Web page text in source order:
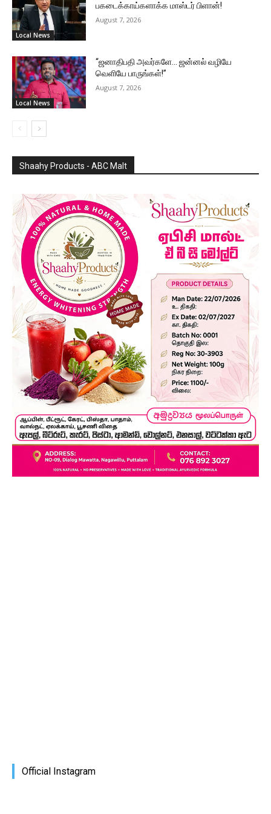
Local News
பகடைக்காய்களாக்க மாஸ்டர் பிளான்!
August 7, 2026
Local News
“ஜனாதிபதி அவர்களே… ஜன்னல் வழியே
வெளியே பாருங்கள்!”
August 7, 2026
Shaahy Products - ABC Malt
Official Instagram